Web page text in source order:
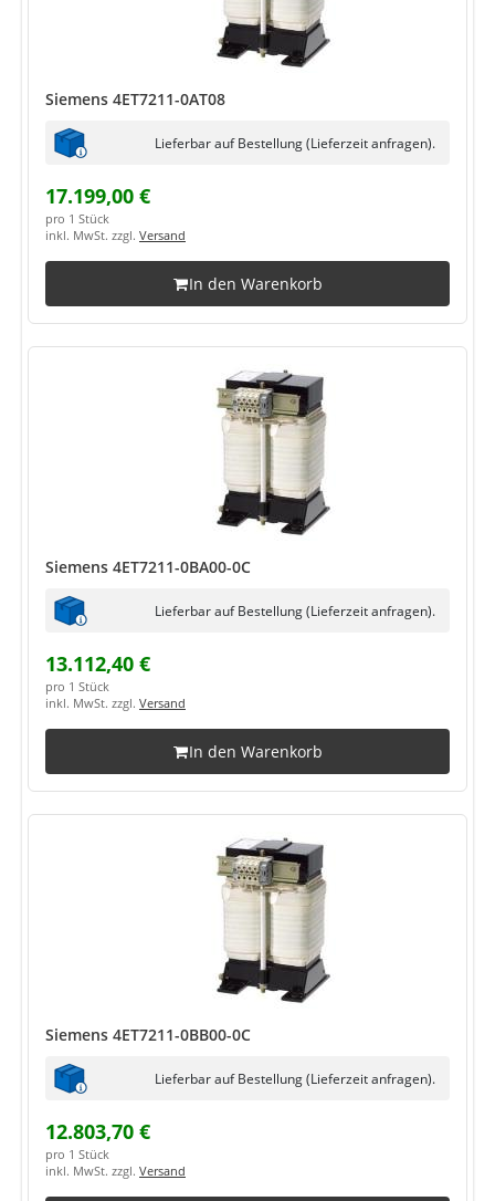
Siemens 4ET7211-0AT08
Lieferbar auf Bestellung (Lieferzeit anfragen).
17.199,00 €
pro 1 Stück
inkl. MwSt. zzgl. Versand
In den Warenkorb
Siemens 4ET7211-0BA00-0C
Lieferbar auf Bestellung (Lieferzeit anfragen).
13.112,40 €
pro 1 Stück
inkl. MwSt. zzgl. Versand
In den Warenkorb
Siemens 4ET7211-0BB00-0C
Lieferbar auf Bestellung (Lieferzeit anfragen).
12.803,70 €
pro 1 Stück
inkl. MwSt. zzgl. Versand